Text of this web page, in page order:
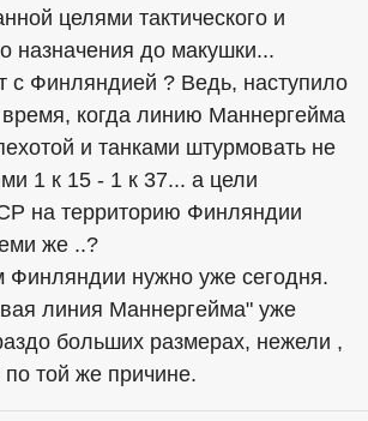
целями тактического и
назначения до макушки...
с Финляндией ? Ведь, наступило
когда линию Маннергейма
и танками штурмовать не
1 к 15 - 1 к 37... а цели
на территорию Финляндии
же ..?
Финляндии нужно уже сегодня.
линия Маннергейма" уже
больших размерах, нежели ,
той же причине.